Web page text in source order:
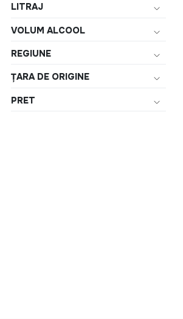
LITRAJ
VOLUM ALCOOL
REGIUNE
ȚARA DE ORIGINE
PRET